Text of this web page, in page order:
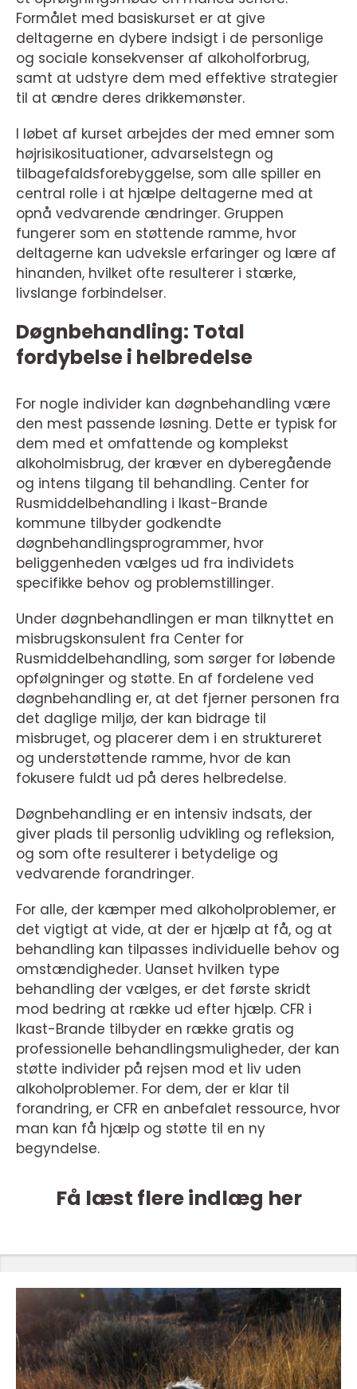
Formålet med basiskurset er at give
deltagerne en dybere indsigt i de personlige
og sociale konsekvenser af alkoholforbrug,
samt at udstyre dem med effektive strategier
til at ændre deres drikkemønster.
I løbet af kurset arbejdes der med emner som
højrisikosituationer, advarselstegn og
tilbagefaldsforebyggelse, som alle spiller en
central rolle i at hjælpe deltagerne med at
opnå vedvarende ændringer. Gruppen
fungerer som en støttende ramme, hvor
deltagerne kan udveksle erfaringer og lære af
hinanden, hvilket ofte resulterer i stærke,
livslange forbindelser.
Døgnbehandling: Total
fordybelse i helbredelse
For nogle individer kan døgnbehandling være
den mest passende løsning. Dette er typisk for
dem med et omfattende og komplekst
alkoholmisbrug, der kræver en dyberegående
og intens tilgang til behandling. Center for
Rusmiddelbehandling i Ikast-Brande
kommune tilbyder godkendte
døgnbehandlingsprogrammer, hvor
beliggenheden vælges ud fra individets
specifikke behov og problemstillinger.
Under døgnbehandlingen er man tilknyttet en
misbrugskonsulent fra Center for
Rusmiddelbehandling, som sørger for løbende
opfølgninger og støtte. En af fordelene ved
døgnbehandling er, at det fjerner personen fra
det daglige miljø, der kan bidrage til
misbruget, og placerer dem i en struktureret
og understøttende ramme, hvor de kan
fokusere fuldt ud på deres helbredelse.
Døgnbehandling er en intensiv indsats, der
giver plads til personlig udvikling og refleksion,
og som ofte resulterer i betydelige og
vedvarende forandringer.
For alle, der kæmper med alkoholproblemer, er
det vigtigt at vide, at der er hjælp at få, og at
behandling kan tilpasses individuelle behov og
omstændigheder. Uanset hvilken type
behandling der vælges, er det første skridt
mod bedring at række ud efter hjælp. CFR i
Ikast-Brande tilbyder en række gratis og
professionelle behandlingsmuligheder, der kan
støtte individer på rejsen mod et liv uden
alkoholproblemer. For dem, der er klar til
forandring, er CFR en anbefalet ressource, hvor
man kan få hjælp og støtte til en ny
begyndelse.
Få læst flere indlæg her